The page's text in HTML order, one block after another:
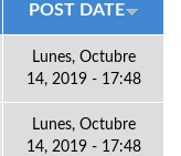
POST DATE
Lunes, Octubre
14, 2019 - 17:48
Lunes, Octubre
14, 2019 - 17:48